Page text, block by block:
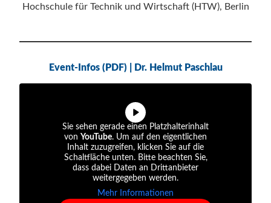
Hochschule für Technik und Wirtschaft (HTW), Berlin
Event-Infos (PDF) | Dr. Helmut Paschlau
Sie sehen gerade einen Platzhalterinhalt
von YouTube. Um auf den eigentlichen
Inhalt zuzugreifen, klicken Sie auf die
Schaltfläche unten. Bitte beachten Sie,
dass dabei Daten an Drittanbieter
weitergegeben werden.
Mehr Informationen